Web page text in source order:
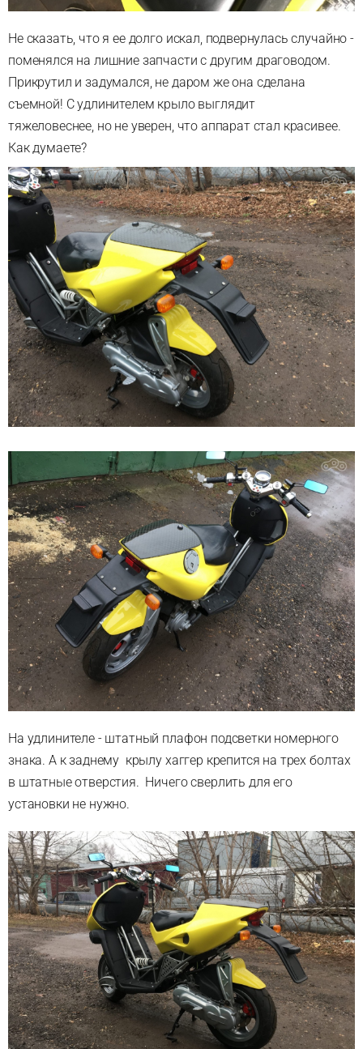
Не сказать, что я ее долго искал, подвернулась случайно -
поменялся на лишние запчасти с другим драговодом.
Прикрутил и задумался, не даром же она сделана
съемной! С удлинителем крыло выглядит
тяжеловеснее, но не уверен, что аппарат стал красивее.
Как думаете?
На удлинителе - штатный плафон подсветки номерного
знака. А к заднему крылу хаггер крепится на трех болтах
в штатные отверстия. Ничего сверлить для его
установки не нужно.